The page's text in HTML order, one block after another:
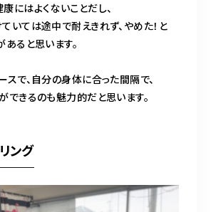
にはよくないことだし、
いては途中で耐えきれず、やめた！と
あると思います。
スで、自分の身体に合った間隔で、
できるのも魅力的だと思います。
ング